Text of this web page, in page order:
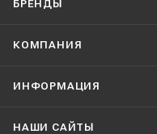
БРЕНДЫ
КОМПАНИЯ
ИНФОРМАЦИЯ
НАШИ CАЙТЫ